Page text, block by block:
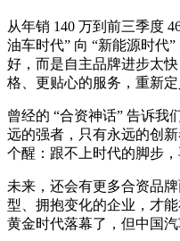
从年销 140 万到前三季度
油车时代” 向 “新能源时代
好，而是自主品牌进步太
格、更贴心的服务，重新定
曾经的 “合资神话” 告诉我
远的强者，只有永远的创
个醒：跟不上时代的脚步
未来，还会有更多合资品
型、拥抱变化的企业，才
黄金时代落幕了，但中国